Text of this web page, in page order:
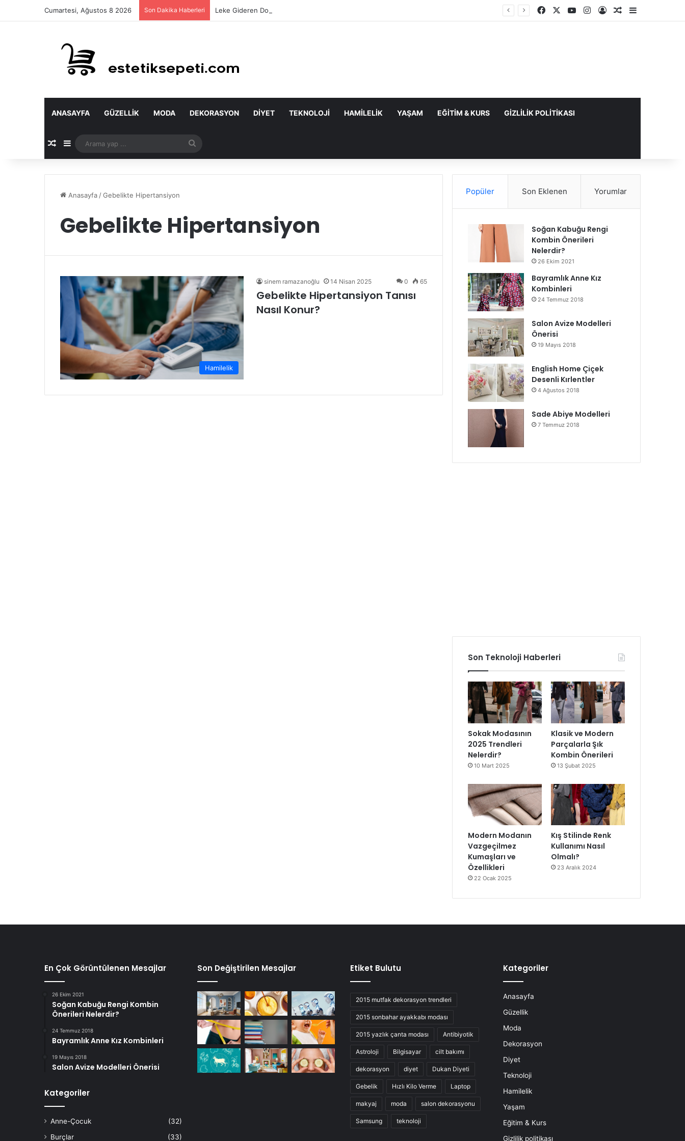
Cumartesi, Ağustos 8 2026 Son Dakika Haberleri Leke Gideren Doğal Maskeler Nasıl Yapılır? FacebookYouTubeInstagram
Kayıt OlRastgele Makale
Kenar
ANASAYFA GÜZELLIK MODA DEKORASYON DIYET TEKNOLOJI HAMILELIK YAŞAM EĞITIM & KURS GIZLILIK POLITIKASI
Rastgele Makale
Kenar Bölmesi
yap
Anasayfa /Gebelikte Hipertansiyon
Gebelikte Hipertansiyon
Hamilelik
sinem ramazanoğlu 14 Nisan 2025 0 65
Gebelikte Hipertansiyon Tanısı
Nasıl Konur?
Popüler Son Eklenen Yorumlar
Soğan Kabuğu Rengi
Kombin Önerileri
Nelerdir?
26 Ekim 2021
Bayramlık Anne Kız
Kombinleri
24 Temmuz 2018
Salon Avize Modelleri
Önerisi
19 Mayıs 2018
English Home Çiçek
Desenli Kırlentler
4 Ağustos 2018
Sade Abiye Modelleri
7 Temmuz 2018
Son Teknoloji Haberleri
Sokak Modasının
2025 Trendleri
Nelerdir?
10 Mart 2025
Klasik ve Modern
Parçalarla Şık
Kombin Önerileri
13 Şubat 2025
Modern Modanın
Vazgeçilmez
Kumaşları ve
Özellikleri
22 Ocak 2025
Kış Stilinde Renk
Kullanımı Nasıl
Olmalı?
23 Aralık 2024
En Çok Görüntülenen Mesajlar
26 Ekim 2021
Soğan Kabuğu Rengi Kombin
Önerileri Nelerdir?
24 Temmuz 2018
Bayramlık Anne Kız Kombinleri
19 Mayıs 2018
Salon Avize Modelleri Önerisi
Kategoriler
Anne-Çocuk
(32)
Burçlar
(33)
Son Değiştirilen Mesajlar Etiket Bulutu
2015 mutfak dekorasyon trendleri
2015 sonbahar ayakkabı modası
2015 yazlık çanta modası Antibiyotik
Astroloji Bilgisayar cilt bakımı
dekorasyon diyet Dukan Diyeti
Gebelik Hızlı Kilo Verme Laptop
makyaj moda salon dekorasyonu
Samsung teknoloji
Kategoriler
Anasayfa
Güzellik
Moda
Dekorasyon
Diyet
Teknoloji
Hamilelik
Yaşam
Eğitim & Kurs
Gizlilik politikası